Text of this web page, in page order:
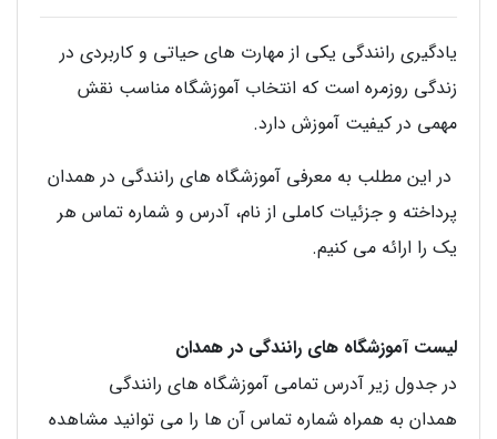
یادگیری رانندگی یکی از مهارت های حیاتی و کاربردی در
زندگی روزمره است که انتخاب آموزشگاه مناسب نقش
مهمی در کیفیت آموزش دارد.
در این مطلب به معرفی آموزشگاه های رانندگی در همدان
پرداخته و جزئیات کاملی از نام، آدرس و شماره تماس هر
یک را ارائه می کنیم.
لیست آموزشگاه های رانندگی در همدان
در جدول زیر آدرس تمامی آموزشگاه های رانندگی
همدان به همراه شماره تماس آن ها را می توانید مشاهده